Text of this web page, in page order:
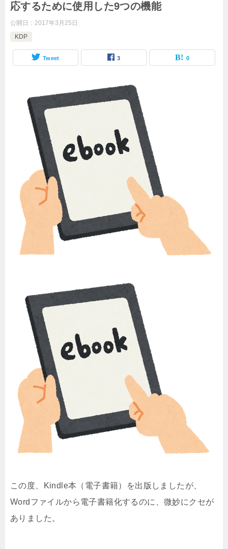
応するために使用した9つの機能
公開日： 2017年3月25日
KDP
Tweet 3 0
この度、Kindle本（電子書籍）を出版しましたが、
Wordファイルから電子書籍化するのに、微妙にクセが
ありました。